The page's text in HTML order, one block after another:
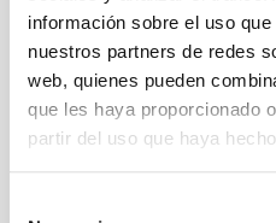
información sobre el uso
nuestros partners de redes
web, quienes pueden
que les haya proporcionado
partir del uso que haya
TIPO DE NOTICIA
ENTREVISTA